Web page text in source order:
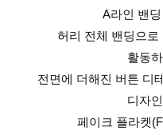
A라인 밴
허리 전체 밴딩으로
활동
전면에 더해진 버튼 디
디자
페이크 플라켓